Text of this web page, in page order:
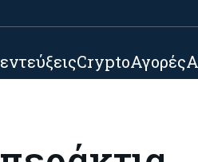
CryptoΑγορές